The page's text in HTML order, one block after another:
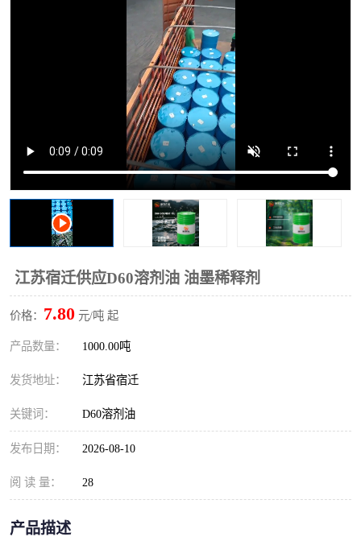
江苏宿迁供应D60溶剂油 油墨稀释剂
价格： 7.80 元/吨 起
产品数量： 1000.00吨
发货地址： 江苏省宿迁
关键词： D60溶剂油
发布日期： 2026-08-10
阅 读 量： 28
产品描述